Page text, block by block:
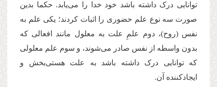
توانایی درک داشته باشد خود خدا را می‌یابد. حکما بدین
صورت سه نوع علم حضوری را اثبات کردند؛ یکی علم به
نفس (روح)، دوم علمِ علت به معلول مانند افعالی که
بدون واسطه از نفس صادر می‌شوند، و سوم علم معلولی
که توانایی درک داشته باشد به علت هستی‌بخش و
ایجادکننده آن.